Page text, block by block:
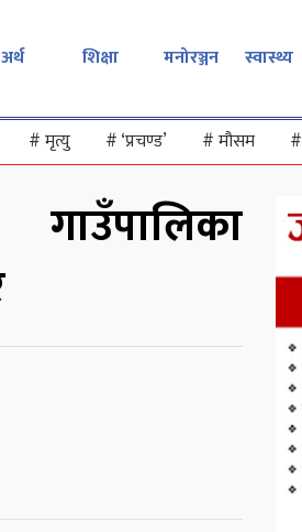
अर्थ शिक्षा मनोरञ्जन स्वास्थ्य
#मृत्यु #‘प्रचण्ड’ #मौसम #